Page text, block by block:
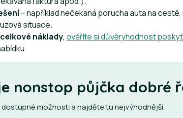
– například nečekaná porucha auta na
situace.
náklady, ověříte si důvěryhodnost
nonstop půjčka dobré
možnosti a najděte tu nejvýhodnější.